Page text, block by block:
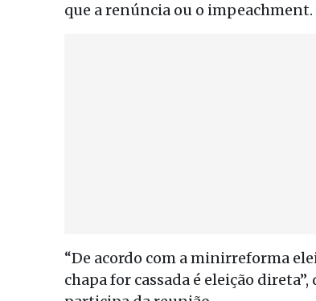
que a renúncia ou o impeachment.
“De acordo com a minirreforma
chapa for cassada é eleição